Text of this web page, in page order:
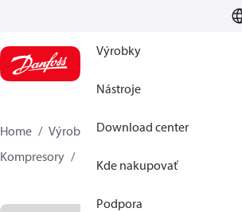
Výrobky
Nástroje
Download center
Kde nakupovať
Podpora
Home Výrobky
Climate Solutions pre
Kompresory
BOCK náhradné diely a